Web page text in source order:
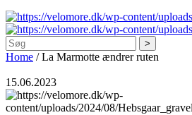
Søg
Home /La Marmotte ændrer ruten
15.06.2023